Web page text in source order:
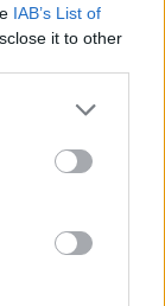
IAB’s List of
it to other